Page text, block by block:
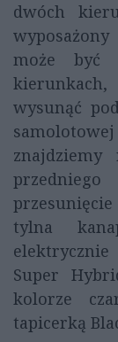
dwóch
może być
wysunąć
przesunięcie
tylna
Super
kolorze
tapicerką